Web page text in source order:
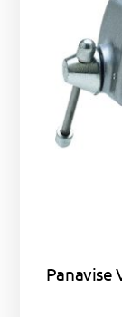
Panavise